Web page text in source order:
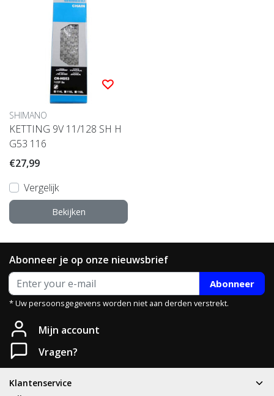
SHIMANO
KETTING 9V 11/128 SH H
G53 116
€27,99
Vergelijk
Bekijken
Abonneer je op onze nieuwsbrief
Abonneer
* Uw persoonsgegevens worden niet aan derden verstrekt.
Mijn account
Vragen?
Klantenservice
Heb je een vraag?
Neem gerust contact met ons op.
Telefoon